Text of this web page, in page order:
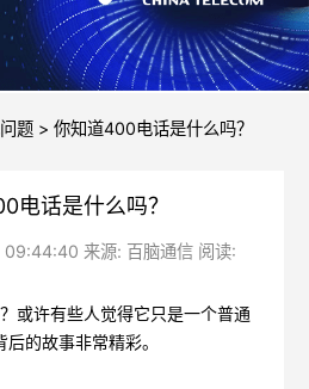
题> 你知道400电话是什么吗？
电话是什么吗？
来源: 百脑通信 阅读:
或许有些人觉得它只是一个普通
的故事非常精彩。